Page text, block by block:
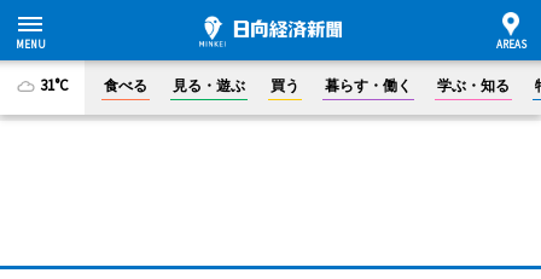
31°C 食べる 見る・遊ぶ 買う 暮らす・働く 学ぶ・知る